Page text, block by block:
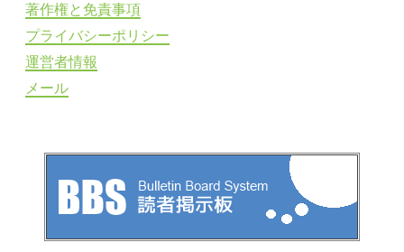
著作権と免責事項
プライバシーポリシー
運営者情報
メール